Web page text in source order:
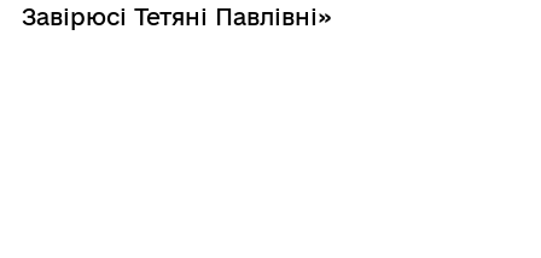
Завірюсі Тетяні Павлівні»